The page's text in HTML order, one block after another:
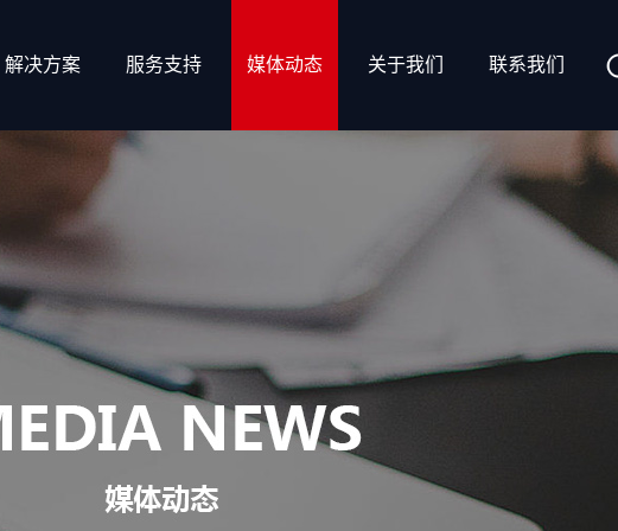
解决方案 服务支持 媒体动态 关于我们 联系我们